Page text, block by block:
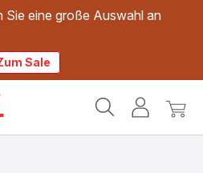
Sie eine große Auswahl an
Sale
Mein
Mein